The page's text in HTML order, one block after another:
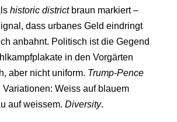
historic districtbraun markiert –
dass urbanes Geld eindringt
anbahnt. Politisch ist die Gegend
in den Vorgärten
aber nicht uniform. Trump-Pence
Variationen: Weiss auf blauem
auf weissem. Diversity.